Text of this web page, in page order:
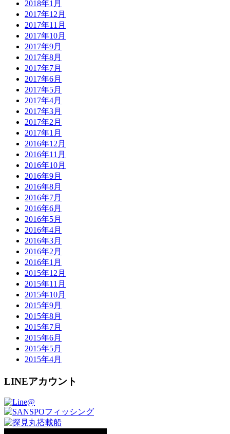
2018年1月
2017年12月
2017年11月
2017年10月
2017年9月
2017年8月
2017年7月
2017年6月
2017年5月
2017年4月
2017年3月
2017年2月
2017年1月
2016年12月
2016年11月
2016年10月
2016年9月
2016年8月
2016年7月
2016年6月
2016年5月
2016年4月
2016年3月
2016年2月
2016年1月
2015年12月
2015年11月
2015年10月
2015年9月
2015年8月
2015年7月
2015年6月
2015年5月
2015年4月
LINEアカウント